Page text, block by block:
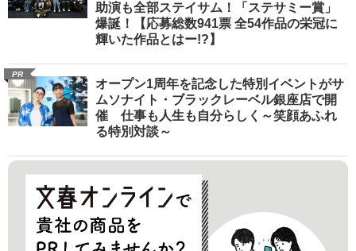
助演も全部ステイサム！「ステサミー賞」
爆誕！【応募総数941票 全54作品の栄冠に
輝いた作品とはー!?】
PR
オープン1周年を記念した特別イベントがサ
ムソナイト・ブラックレーベル銀座店で開
催 仕事も人生も自分らしく～笑顔あふれ
る特別対談～